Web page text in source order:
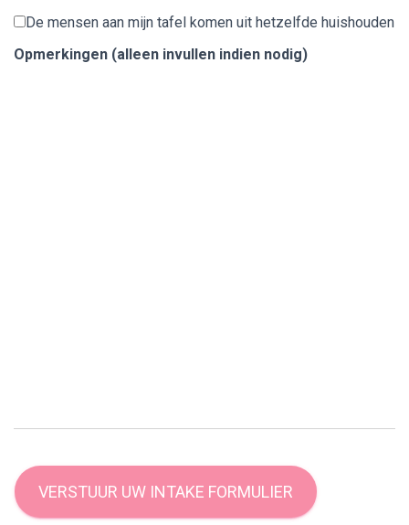
De mensen aan mijn tafel komen uit hetzelfde huishouden
Opmerkingen (alleen invullen indien nodig)
VERSTUUR UW INTAKE FORMULIER